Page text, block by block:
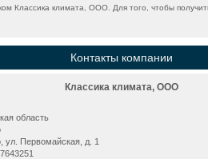
Классика климата, ООО. Для того, чтобы
Контакты компании
Классика климата, ООО
область
ул. Первомайская, д. 1